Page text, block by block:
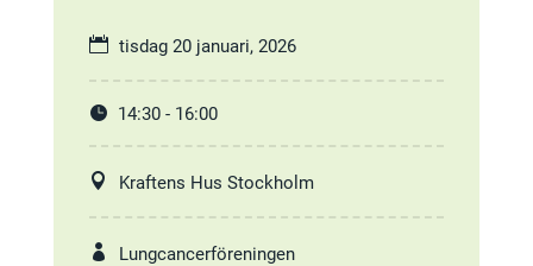
tisdag 20 januari, 2026
14:30 - 16:00
Kraftens Hus Stockholm
Lungcancerföreningen